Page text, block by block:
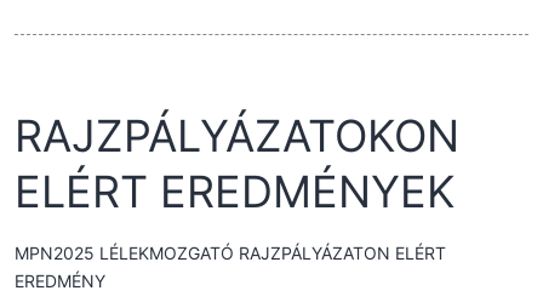
RAJZPÁLYÁZATOKON
ELÉRT EREDMÉNYEK
MPN2025 LÉLEKMOZGATÓ RAJZPÁLYÁZATON ELÉRT
EREDMÉNY